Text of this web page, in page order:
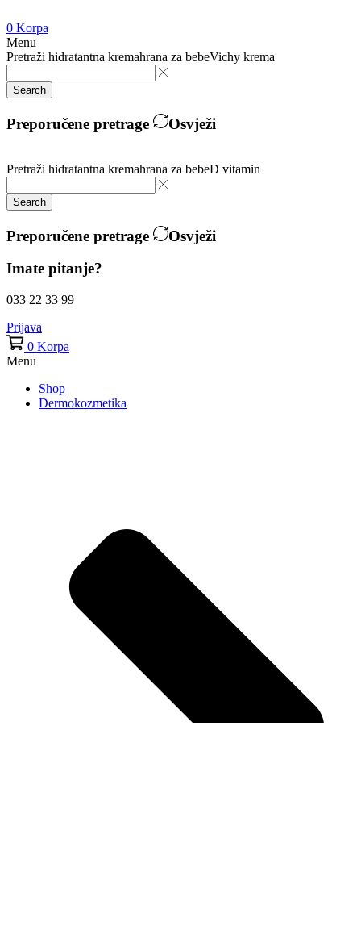
0 Korpa
Menu
Pretraži hidratantna kremahrana za bebeVichy krema
Search
Preporučene pretrage Osvježi
Pretraži hidratantna kremahrana za bebeD vitamin
Search
Preporučene pretrage
Osvježi
Imate pitanje?
033 22 33 99
Prijava
0 Korpa
Menu
Shop
Dermokozmetika